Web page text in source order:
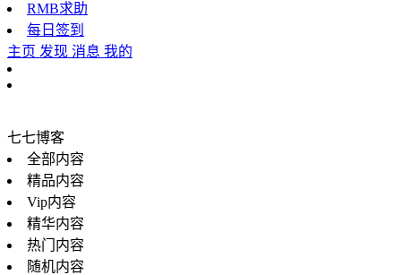
RMB求助
每日签到
主页 发现 消息 我的
七七博客
全部内容
精品内容
Vip内容
精华内容
热门内容
随机内容